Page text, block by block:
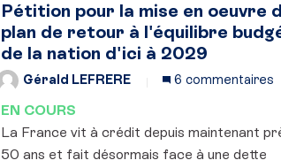
Pétition pour la mise en oeuvre
plan de retour à l'équilibre
de la nation d'ici à 2029
Gérald LEFRERE 6 commentaires
EN COURS
La France vit à crédit depuis maintenant
50 ans et fait désormais face à une dette